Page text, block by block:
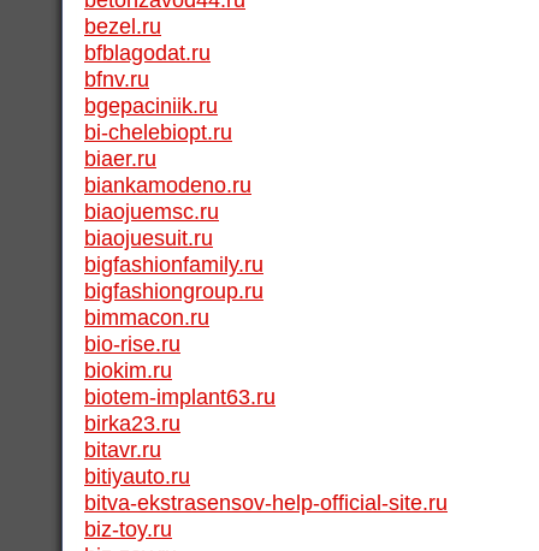
bezel.ru
bfblagodat.ru
bfnv.ru
bgepaciniik.ru
bi-chelebiopt.ru
biaer.ru
biankamodeno.ru
biaojuemsc.ru
biaojuesuit.ru
bigfashionfamily.ru
bigfashiongroup.ru
bimmacon.ru
bio-rise.ru
biokim.ru
biotem-implant63.ru
birka23.ru
bitavr.ru
bitiyauto.ru
bitva-ekstrasensov-help-official-site.ru
biz-toy.ru